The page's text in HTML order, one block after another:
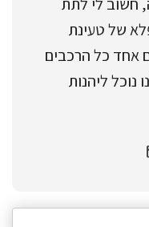
חשוב לי לתת
של טעינת
אחד כל הרכבים
נוכל ליהנות